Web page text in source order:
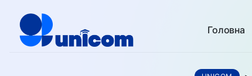
Головна